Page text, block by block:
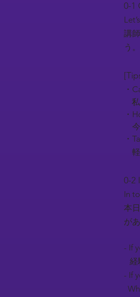
0-1
講
う。
・
・
今
・
軽
0-2
In
本
が
- If
経
- If